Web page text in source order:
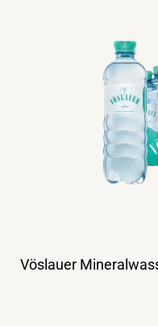
Vöslauer